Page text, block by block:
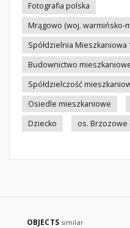
Fotografia polska
Mrągowo (woj. warmińsko-
Spółdzielnia
Budownictwo
Spółdzielczość
Osiedle mieszkaniowe
Dziecko
os. Brzozowe
OBJECTS similar